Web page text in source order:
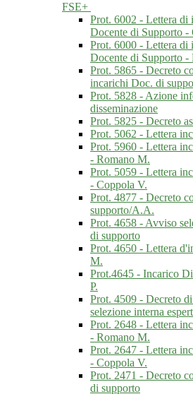
FSE+
Prot. 6002 - Lettera di
Docente di Supporto -
Prot. 6000 - Lettera di
Docente di Supporto -
Prot. 5865 - Decreto
incarichi Doc. di
Prot. 5828 - Azione
disseminazione
Prot. 5825 - Decreto
Prot. 5062 - Lettera
Prot. 5960 - Lettera
- Romano M.
Prot. 5059 - Lettera
- Coppola V.
Prot. 4877 - Decreto
supporto/A.A.
Prot. 4658 - Avviso
di supporto
Prot. 4650 - Lettera
M.
Prot.4645 - Incarico
P.
Prot. 4509 - Decreto
selezione interna
Prot. 2648 - Lettera
- Romano M.
Prot. 2647 - Lettera
- Coppola V.
Prot. 2471 - Decreto
di supporto